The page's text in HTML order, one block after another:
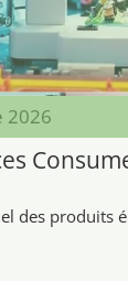
2026
des produits